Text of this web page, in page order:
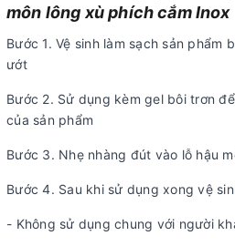
môn lông xù phích cắm Inox
Bước 1. Vệ sinh làm sạch sản phẩm
ướt
Bước 2. Sử dụng kèm gel bôi trơn
của sản phẩm
Bước 3. Nhẹ nhàng đút vào lỗ hậu
Bước 4. Sau khi sử dụng xong vệ
- Không sử dụng chung với người